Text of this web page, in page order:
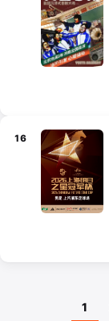
16
1